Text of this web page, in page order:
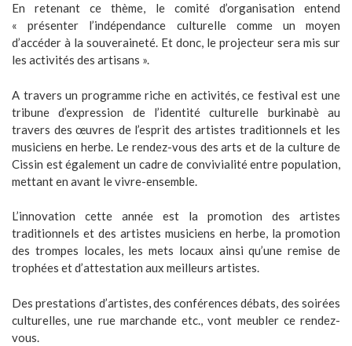
En retenant ce thème, le comité d’organisation entend
« présenter l’indépendance culturelle comme un moyen
d’accéder à la souveraineté. Et donc, le projecteur sera mis sur
les activités des artisans ».
A travers un programme riche en activités, ce festival est une
tribune d’expression de l’identité culturelle burkinabè au
travers des œuvres de l’esprit des artistes traditionnels et les
musiciens en herbe. Le rendez-vous des arts et de la culture de
Cissin est également un cadre de convivialité entre population,
mettant en avant le vivre-ensemble.
L’innovation cette année est la promotion des artistes
traditionnels et des artistes musiciens en herbe, la promotion
des trompes locales, les mets locaux ainsi qu’une remise de
trophées et d’attestation aux meilleurs artistes.
Des prestations d’artistes, des conférences débats, des soirées
culturelles, une rue marchande etc., vont meubler ce rendez-
vous.